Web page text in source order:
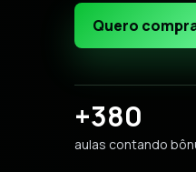
Quero
+380
aulas contando